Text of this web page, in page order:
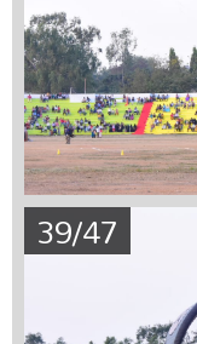
39/47